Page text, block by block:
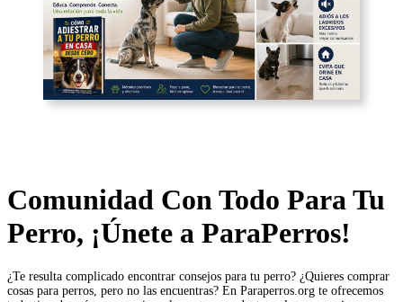
Comunidad Con Todo Para Tu
Perro, ¡Únete a ParaPerros!
¿Te resulta complicado encontrar consejos para tu perro? ¿Quieres comprar
cosas para perros, pero no las encuentras? En Paraperros.org te ofrecemos